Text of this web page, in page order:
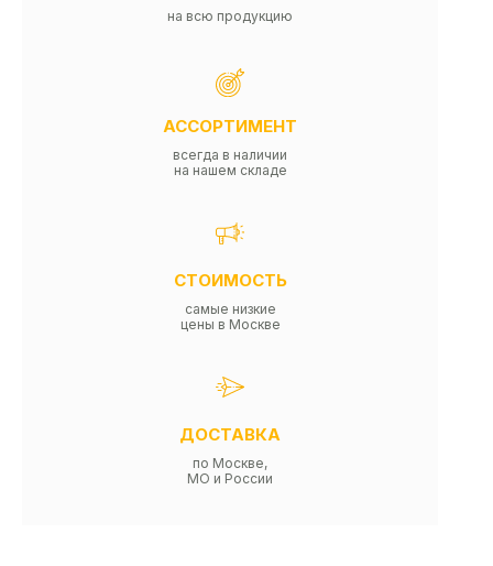
на всю продукцию
АССОРТИМЕНТ
всегда в наличии
на нашем складе
СТОИМОСТЬ
самые низкие
цены в Москве
ДОСТАВКА
по Москве,
МО и России